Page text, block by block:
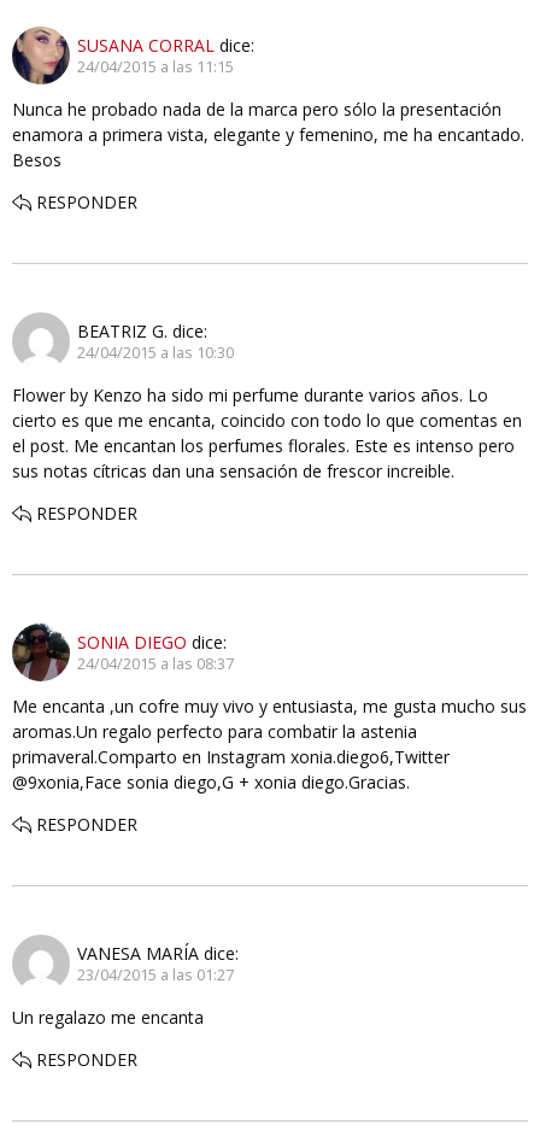
SUSANA CORRAL dice:
24/04/2015 a las 11:15
Nunca he probado nada de la marca pero sólo la presentación
enamora a primera vista, elegante y femenino, me ha encantado.
Besos
RESPONDER
BEATRIZ G. dice:
24/04/2015 a las 10:30
Flower by Kenzo ha sido mi perfume durante varios años. Lo
cierto es que me encanta, coincido con todo lo que comentas en
el post. Me encantan los perfumes florales. Este es intenso pero
sus notas cítricas dan una sensación de frescor increible.
RESPONDER
SONIA DIEGO dice:
24/04/2015 a las 08:37
Me encanta ,un cofre muy vivo y entusiasta, me gusta mucho sus
aromas.Un regalo perfecto para combatir la astenia
primaveral.Comparto en Instagram xonia.diego6,Twitter
@9xonia,Face sonia diego,G + xonia diego.Gracias.
RESPONDER
VANESA MARÍA dice:
23/04/2015 a las 01:27
Un regalazo me encanta
RESPONDER